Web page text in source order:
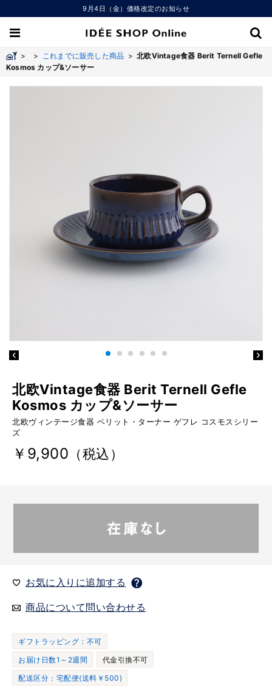
9月4日（金）価格改定のお知らせ
> > これまでに販売した商品 >北欧Vintage食器 Berit Ternell Gefle
Kosmos カップ&ソーサー
北欧Vintage食器 Berit Ternell Gefle
Kosmos カップ&ソーサー
北欧ヴィンテージ食器 ベリット・ターナー ゲフレ コスモスシリー
ズ
￥9,900 （税込）
お気に入りに追加する
商品について問い合わせる
ギフトラッピング：不可
お届け日数1～2週間
代金引換不可
配送区分：宅配便(送料￥500)